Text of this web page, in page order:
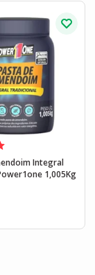
Integral
1,005Kg